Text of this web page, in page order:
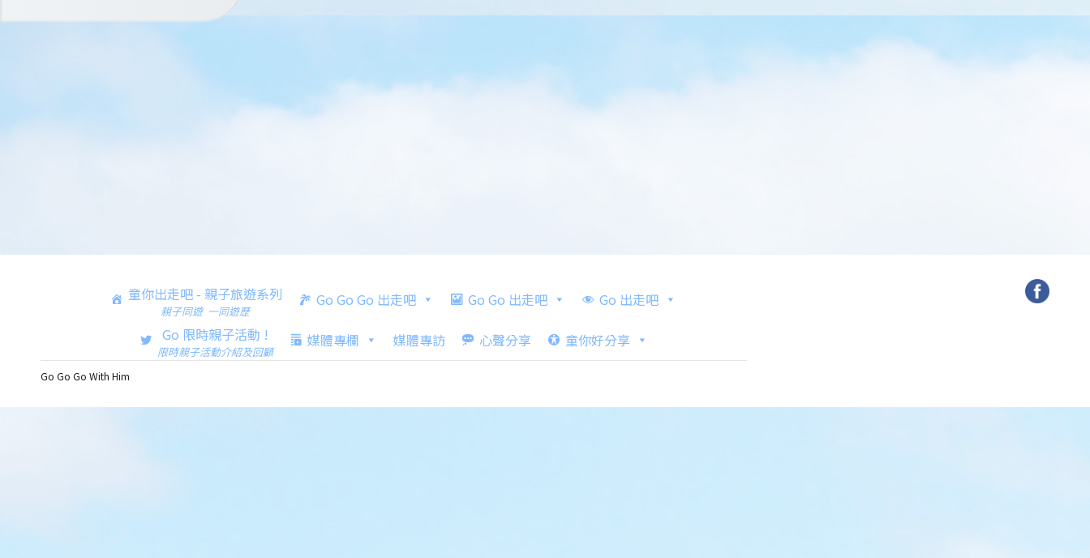
童你出走吧 - 親子旅遊系列
親子同遊 一同遊歷
Go Go Go 出走吧 Go Go 出走吧
Go 出走吧
Go 限時親子活動 !
限時親子活動介紹及回顧
媒體專欄 媒體專訪 心聲分享 童你好分享
Go Go Go With Him